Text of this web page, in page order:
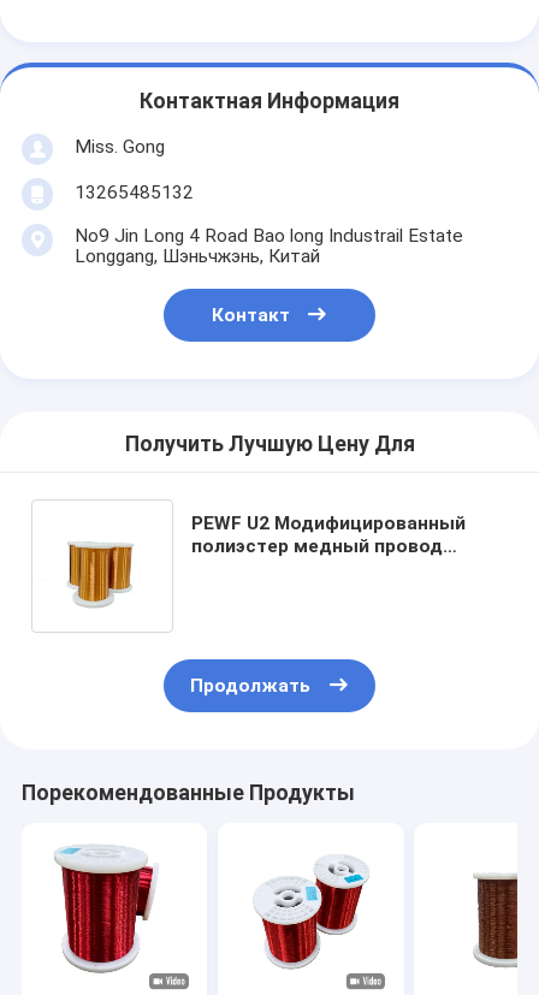
Контактная Информация
Miss. Gong
13265485132
No9 Jin Long 4 Road Bao long Industrail Estate
Longgang, Шэньчжэнь, Китай
Контакт
Получить Лучшую Цену Для
PEWF U2 Модифицированный
полиэстер медный провод
Продолжать
Порекомендованные Продукты